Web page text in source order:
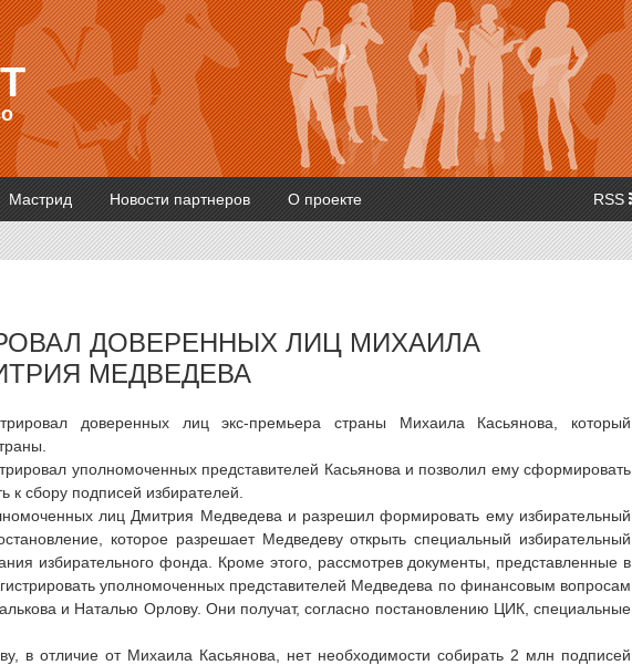
Мастрид Новости партнеров О проекте RSS
ДОВЕРЕННЫХ ЛИЦ МИХАИЛА
МЕДВЕДЕВА
доверенных лиц экс-премьера страны Михаила Касьянова, который
уполномоченных представителей Касьянова и позволил ему сформировать
к сбору подписей избирателей.
лиц Дмитрия Медведева и разрешил формировать ему избирательный
которое разрешает Медведеву открыть специальный избирательный
избирательного фонда. Кроме этого, рассмотрев документы, представленные в
уполномоченных представителей Медведева по финансовым вопросам
и Наталью Орлову. Они получат, согласно постановлению ЦИК, специальные
в отличие от Михаила Касьянова, нет необходимости собирать 2 млн подписей